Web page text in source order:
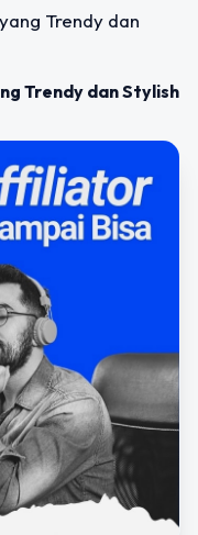
Trendy dan Stylish